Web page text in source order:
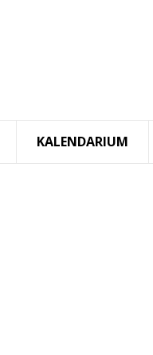
KALENDARIUM